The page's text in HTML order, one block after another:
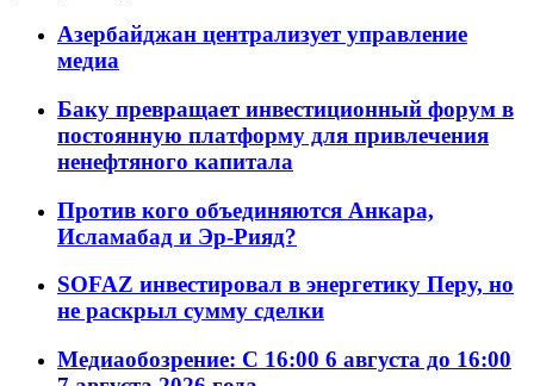
Азербайджан централизует управление
медиа
Баку превращает инвестиционный форум в
постоянную платформу для привлечения
ненефтяного капитала
Против кого объединяются Анкара,
Исламабад и Эр-Рияд?
SOFAZ инвестировал в энергетику Перу, но
не раскрыл сумму сделки
Медиаобозрение: С 16:00 6 августа до 16:00